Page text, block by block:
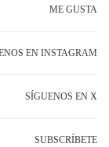
ME GUSTA
EN INSTAGRAM
SÍGUENOS EN X
SUBSCRÍBETE